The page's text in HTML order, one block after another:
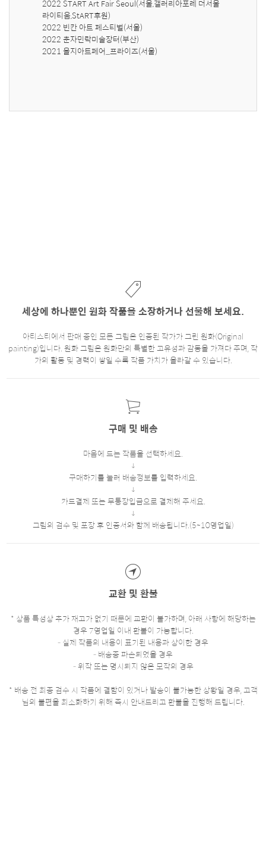
2022 START Art Fair Seoul(서울,갤러리아포레 더서울
라이티움,StART후원)
2022 빈칸 아트 페스티벌(서울)
2022 춘자민락미술장터(부산)
2021 을지아트페어_프라이즈(서울)
세상에 하나뿐인 원화 작품을 소장하거나 선물해 보세요.
아티스티에서 판매 중인 모든 그림은 인증된 작가가 그린 원화(Original
painting)입니다. 원화 그림은 원화만의 특별한 고유성과 감동을 가져다 주며, 작
가의 활동 및 경력이 쌓일 수록 작품 가치가 올라갈 수 있습니다.
구매 및 배송
마음에 드는 작품을 선택하세요.
구매하기를 눌러 배송정보를 입력하세요.
카드결제 또는 무통장입금으로 결제해 주세요.
그림의 검수 및 포장 후 인증서와 함께 배송됩니다.(5~10영업일)
교환 및 환불
* 상품 특성상 추가 재고가 없기 때문에 교환이 불가하며, 아래 사항에 해당하는
경우 7영업일 이내 환불이 가능합니다.
- 실제 작품의 내용이 표기된 내용과 상이한 경우
- 배송중 파손되었을 경우
- 위작 또는 명시되지 않은 모작의 경우
* 배송 전 최종 검수 시 작품에 결함이 있거나 발송이 불가능한 상황일 경우, 고객
님의 불편을 최소화하기 위해 즉시 안내드리고 환불을 진행해 드립니다.